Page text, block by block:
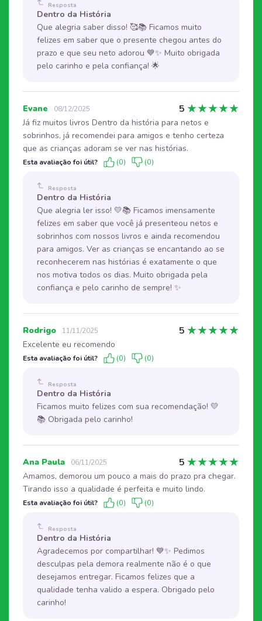
Resposta
Dentro da História
Que alegria saber disso! 🥰📚 Ficamos muito
felizes em saber que o presente chegou antes do
prazo e que seu neto adorou 💙✨ Muito obrigada
pelo carinho e pela confiança! 🌟
Evane 08/12/2025 5 ★★★★★
Já fiz muitos livros Dentro da história para netos e
sobrinhos, já recomendei para amigos e tenho certeza
que as crianças adoram se ver nas histórias.
Esta avaliação foi útil? (0) (0)
Resposta
Dentro da História
Que alegria ler isso! 💛📚 Ficamos imensamente
felizes em saber que você já presenteou netos e
sobrinhos com nossos livros e ainda recomendou
para amigos. Ver as crianças se encantando ao se
reconhecerem nas histórias é exatamente o que
nos motiva todos os dias. Muito obrigada pela
confiança e pelo carinho de sempre! ✨
Rodrigo 11/11/2025 5 ★★★★★
Excelente eu recomendo
Esta avaliação foi útil? (0) (0)
Resposta
Dentro da História
Ficamos muito felizes com sua recomendação! 💛
📚 Obrigada pelo carinho!
Ana Paula 06/11/2025 5 ★★★★★
Amamos, demorou um pouco a mais do prazo pra chegar.
Tirando isso a qualidade é perfeita e muito lindo.
Esta avaliação foi útil? (0) (0)
Resposta
Dentro da História
Agradecemos por compartilhar! 💙✨ Pedimos
desculpas pela demora realmente não é o que
desejamos entregar. Ficamos felizes que a
qualidade tenha valido a espera. Obrigado pelo
carinho!